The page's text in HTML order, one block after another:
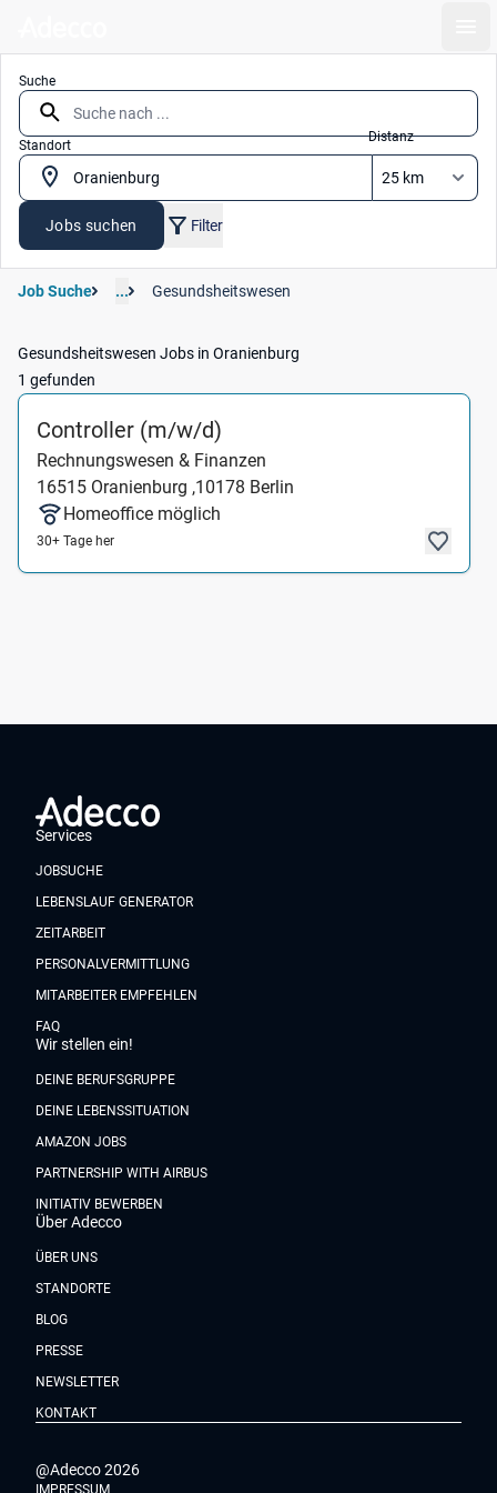
Suche
Standort
Distanz
Jobs suchen Filter
Job Suche ... Gesundsheitswesen
Gesundsheitswesen Jobs in Oranienburg
1 gefunden
Controller (m/w/d)
Rechnungswesen & Finanzen
16515 Oranienburg ,10178 Berlin
Homeoffice möglich
30+ Tage her
Services
JOBSUCHE
LEBENSLAUF GENERATOR
ZEITARBEIT
PERSONALVERMITTLUNG
MITARBEITER EMPFEHLEN
FAQ
Wir stellen ein!
DEINE BERUFSGRUPPE
DEINE LEBENSSITUATION
AMAZON JOBS
PARTNERSHIP WITH AIRBUS
INITIATIV BEWERBEN
Über Adecco
ÜBER UNS
STANDORTE
BLOG
PRESSE
NEWSLETTER
KONTAKT
@Adecco 2026
IMPRESSUM